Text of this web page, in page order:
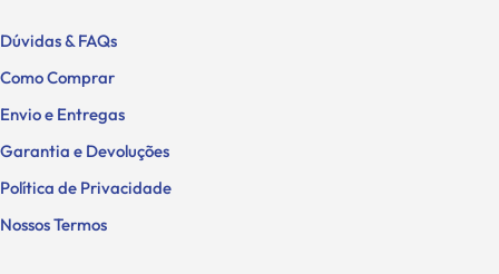
Dúvidas & FAQs
Como Comprar
Envio e Entregas
Garantia e Devoluções
Política de Privacidade
Nossos Termos